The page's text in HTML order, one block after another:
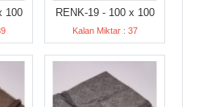
100 RENK-19 - 100 x 100
Kalan Miktar : 37